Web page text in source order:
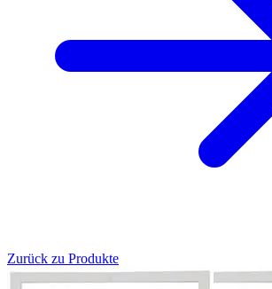
Zurück zu Produkte